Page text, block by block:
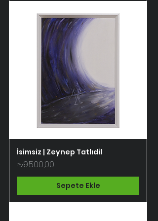
İsimsiz | Zeynep Tatlıdil
Fiyat
₺9.500,00
Sepete Ekle